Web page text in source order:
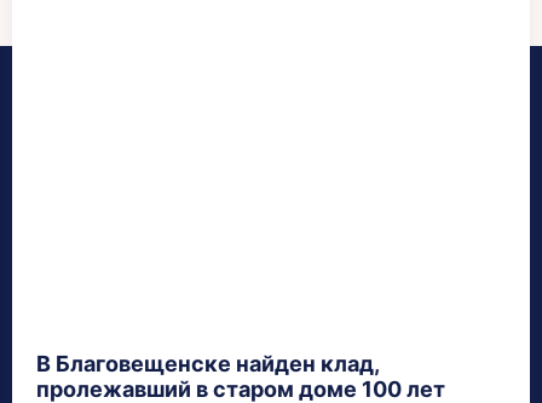
В Благовещенске найден клад,
пролежавший в старом доме 100 лет